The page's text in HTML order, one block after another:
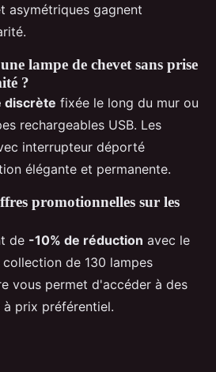
asymétriques gagnent
lampe de chevet sans prise
?
discrète fixée le long du mur ou
rechargeables USB. Les
interrupteur déporté
élégante et permanente.
promotionnelles sur les
de -10% de réduction avec le
de 130 lampes
vous permet d'accéder à des
prix préférentiel.